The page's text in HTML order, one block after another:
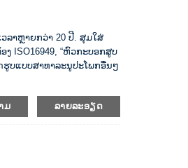
ລາຫຼາຍກວ່າ 20 ປີ. ສຸມໃສ່
ISO16949, “ຫົວກະບອກສູບ
ຮູບແບບສາທາລະນູປະໂພກອື່ນໆ
ມ ລາຍລະອຽດ